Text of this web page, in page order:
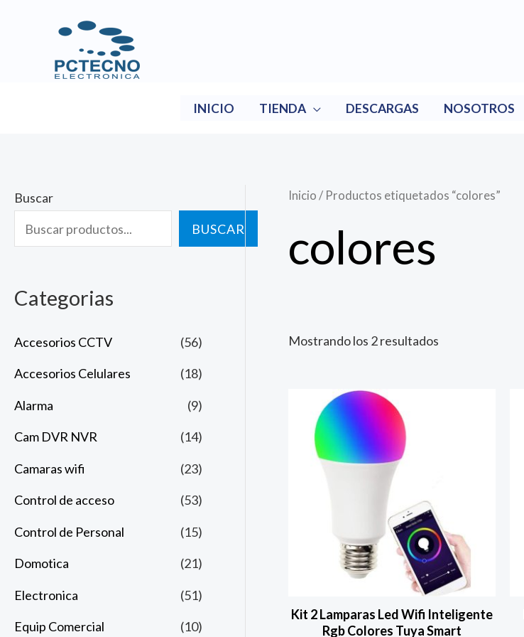
contenido
INICIO TIENDA DESCARGAS NOSOTROS
Buscar
BUSCAR
Categorias
Accesorios CCTV (56)
Accesorios Celulares (18)
Alarma (9)
Cam DVR NVR (14)
Camaras wifi (23)
Control de acceso (53)
Control de Personal (15)
Domotica (21)
Electronica (51)
Equip Comercial (10)
Inicio / Productos etiquetados “colores”
colores
Mostrando los 2 resultados
Kit 2 Lamparas Led Wifi Inteligente
Rgb Colores Tuya Smart